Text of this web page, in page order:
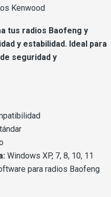
Kenwood
tus radios Baofeng y
y estabilidad. Ideal para
seguridad y
Windows XP, 7, 8, 10, 11
para radios Baofeng